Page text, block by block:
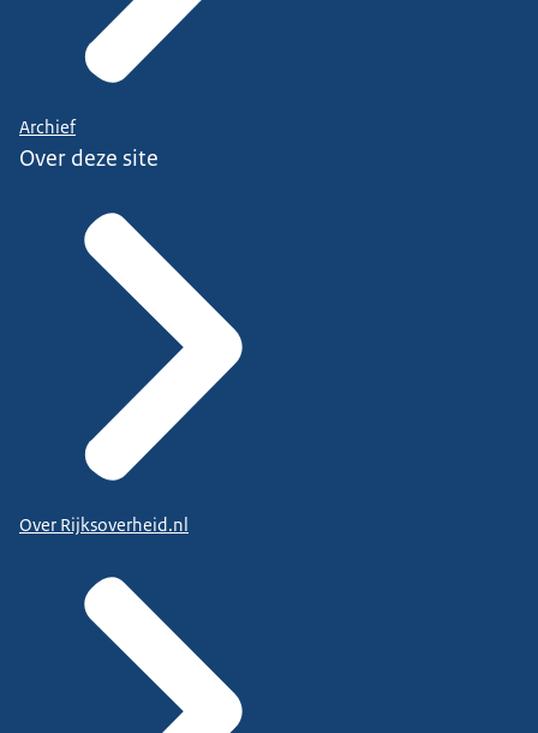
Archief
Over deze site
Over Rijksoverheid.nl